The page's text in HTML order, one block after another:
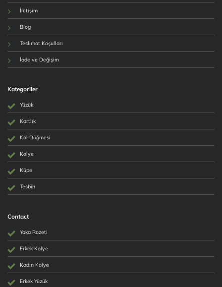
İletişim
Blog
Teslimat Koşulları
İade ve Değişim
Kategoriler
Yüzük
Kartlık
Kol Düğmesi
Kolye
Küpe
Tesbih
Contact
Yaka Rozeti
Erkek Kolye
Kadın Kolye
Erkek Yüzük